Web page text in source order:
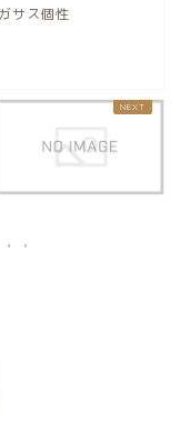
サス個性